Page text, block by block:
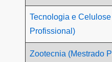
Tecnologia e Celulose
Profissional)
Zootecnia (Mestrado